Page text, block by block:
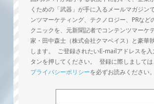
くための「武器」が手に入るメールマガジン
ンツマーケティング、テクノロジー、PRなど
クニックを、元新聞記者でコンテンツマーケ
家・田中森士（株式会社クマベイス）と豪華
します。 ご登録されたいE-mailアドレスを入
タンを押してください。 登録に際しまして
プライバシーポリシーを必ずお読みください。